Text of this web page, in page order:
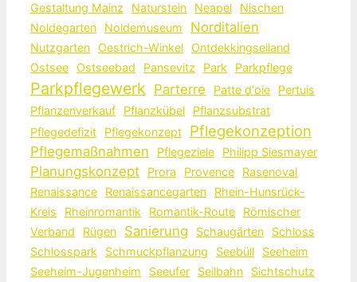
Gestaltung Mainz
Naturstein Neapel
Nischen
Noldegarten
Noldemuseum Norditalien
Nutzgarten Oestrich-Winkel Ontdekkingseiland
Ostsee Ostseebad Pansevitz Park Parkpflege
Parkpflegewerk Parterre Patte d'oie
Pertuis
Pflanzenverkauf
Pflanzkübel
Pflanzsubstrat
Pflegedefizit
Pflegekonzept Pflegekonzeption
Pflegemaßnahmen Pflegeziele Philipp Siesmayer
Planungskonzept Prora Provence
Rasenoval
Renaissance
Renaissancegarten
Rhein-Hunsrück-
Kreis
Rheinromantik Romantik-Route
Römischer
Verband
Rügen Sanierung Schaugärten
Schloss
Schlosspark
Schmuckpflanzung Seebüll
Seeheim
Seeheim-Jugenheim
Seeufer Seilbahn
Sichtschutz